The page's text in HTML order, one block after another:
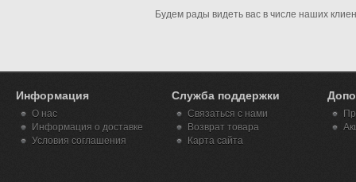
Будем рады видеть вас в числе наших
Информация
О нас
Информация о доставке
Условия соглашения
Служба поддержки
Связаться с нами
Возврат товара
Карта сайта